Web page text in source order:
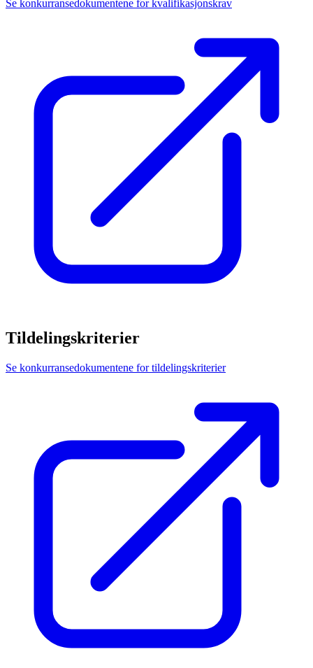
Se konkurransedokumentene for kvalifikasjonskrav
Tildelingskriterier
Se konkurransedokumentene for tildelingskriterier